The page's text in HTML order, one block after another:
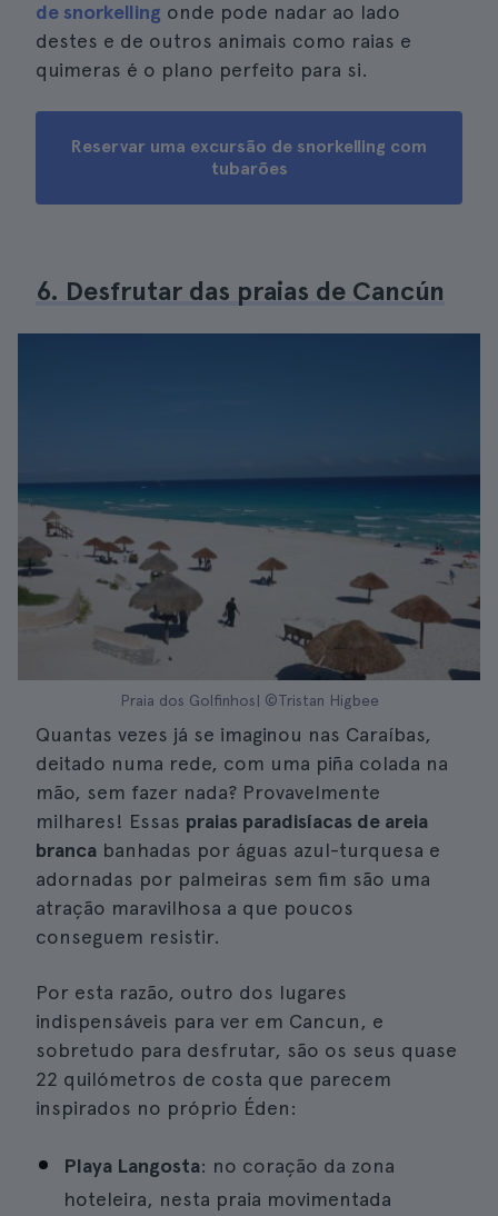
de snorkelling onde pode nadar ao lado
destes e de outros animais como raias e
quimeras é o plano perfeito para si.
Reservar uma excursão de snorkelling com
tubarões
6. Desfrutar das praias de Cancún
Praia dos Golfinhos| ©Tristan Higbee
Quantas vezes já se imaginou nas Caraíbas,
deitado numa rede, com uma piña colada na
mão, sem fazer nada? Provavelmente
milhares! Essas praias paradisíacas de areia
branca banhadas por águas azul-turquesa e
adornadas por palmeiras sem fim são uma
atração maravilhosa a que poucos
conseguem resistir.
Por esta razão, outro dos lugares
indispensáveis para ver em Cancun, e
sobretudo para desfrutar, são os seus quase
22 quilómetros de costa que parecem
inspirados no próprio Éden:
Playa Langosta: no coração da zona
hoteleira, nesta praia movimentada